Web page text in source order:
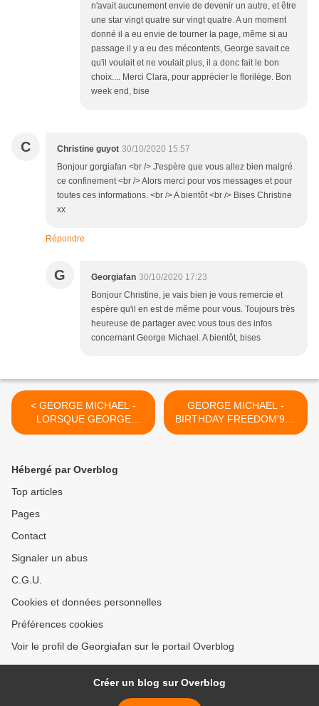
n'avait aucunement envie de devenir un autre, et être
une star vingt quatre sur vingt quatre. A un moment
donné il a eu envie de tourner la page, même si au
passage il y a eu des mécontents, George savait ce
qu'il voulait et ne voulait plus, il a donc fait le bon
choix.... Merci Clara, pour apprécier le florilège. Bon
week end, bise
C Christine guyot 30/10/2020 15:57
Bonjour gorgiafan <br /> J'espère que vous allez bien malgré
ce confinement <br /> Alors merci pour vos messages et pour
toutes ces informations. <br /> A bientôt <br /> Bises Christine
xx
Répondre
G Georgiafan 30/10/2020 17:23
Bonjour Christine, je vais bien je vous remercie et
espère qu'il en est de même pour vous. Toujours très
heureuse de partager avec vous tous des infos
concernant George Michael. A bientôt, bises
< GEORGE MICHAEL -
LORSQUE GEORGE
MICHAEL REMERCIAIT
GEORGE MICHAEL -
BIRTHDAY FREEDOM'90 -
30 YEARS !! >
Hébergé par Overblog
Top articles
Pages
Contact
Signaler un abus
C.G.U.
Cookies et données personnelles
Préférences cookies
Voir le profil de Georgiafan sur le portail Overblog
Créer un blog sur Overblog